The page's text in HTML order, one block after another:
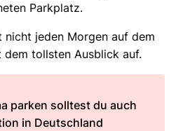
Parkplatz.
nicht jeden Morgen auf dem
tollsten Ausblick auf.
parken solltest du auch
in Deutschland